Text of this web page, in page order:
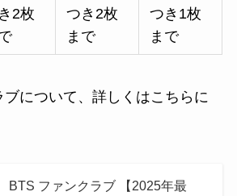
2枚
つき2枚
まで
つき1枚
まで
について、詳しくはこちらに
BTS ファンクラブ 【2025年最